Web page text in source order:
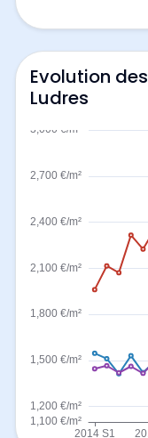
Evolution
Ludres